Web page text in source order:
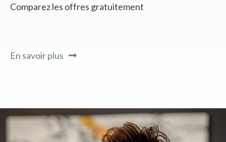
Comparez les offres gratuitement
En savoir plus